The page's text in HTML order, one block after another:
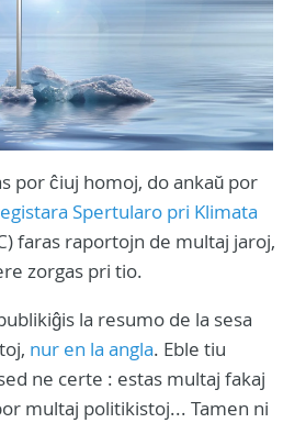
por ĉiuj homoj, do ankaŭ por
Spertularo pri Klimata
faras raportojn de multaj jaroj,
zorgas pri tio.
la resumo de la sesa
nur en la angla. Eble tiu
ne certe : estas multaj fakaj
multaj politikistoj... Tamen ni